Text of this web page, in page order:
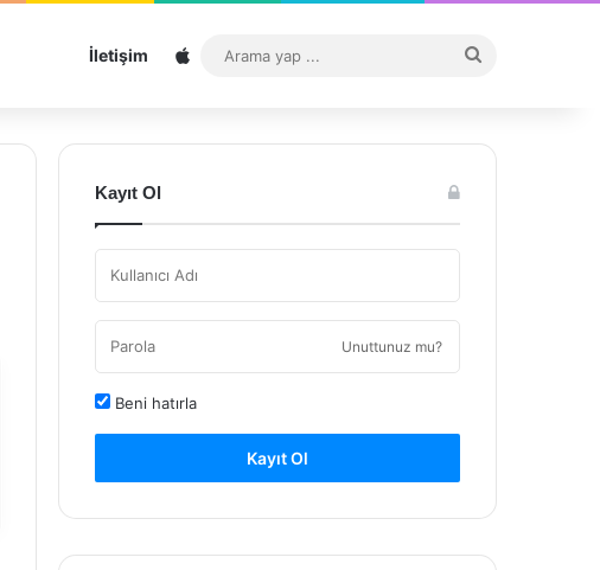
İletişim Sitemap
...
Kayıt Ol
Unuttunuz mu?
Beni hatırla
Kayıt Ol